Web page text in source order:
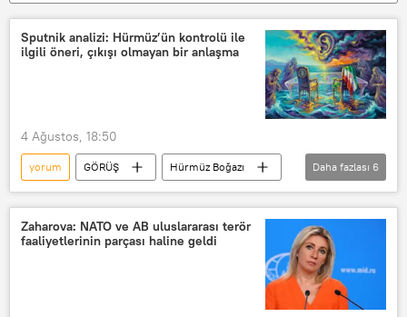
Sputnik analizi: Hürmüz’ün kontrolü ile
ilgili öneri, çıkışı olmayan bir anlaşma
4 Ağustos, 18:50
yorum GÖRÜŞ
Hürmüz Boğazı
İran
Umman
Sputnik
Tahran
Analiz Washington
Daha fazlası 6
Zaharova: NATO ve AB uluslararası terör
faaliyetlerinin parçası haline geldi